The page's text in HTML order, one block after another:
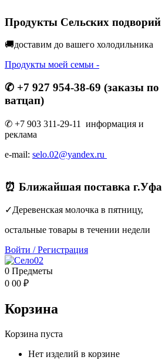
Продукты Сельских подворий
🚚доставим до вашего холодильника
Продукты моей семьи -
✆ +7 927 954-38-69 (заказы по
ватцап)
✆ +7 903 311-29-11 информация и
реклама
e-mail: selo.02@yandex.ru
⏰ Ближайшая поставка г.Уфа
✓Деревенская молочка в пятницу,
остальные товары в течении недели
Войти /Регистрация
0 Предметы
0 00 ₽
Корзина
Корзина пуста
Нет изделий в корзине